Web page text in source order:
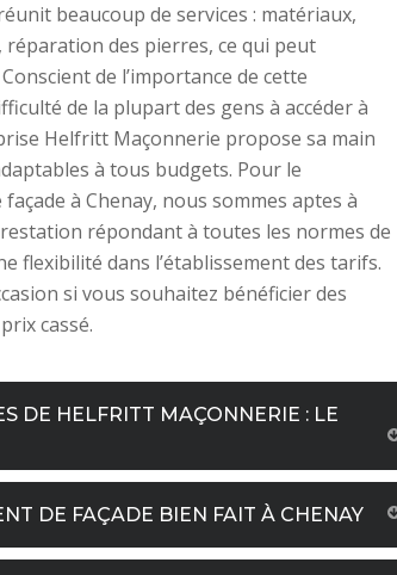
beaucoup de services : matériaux,
des pierres, ce qui peut
de l’importance de cette
de la plupart des gens à accéder à
Helfritt Maçonnerie propose sa main
à tous budgets. Pour le
à Chenay, nous sommes aptes à
répondant à toutes les normes de
flexibilité dans l’établissement des tarifs.
si vous souhaitez bénéficier des
cassé.
DE HELFRITT MAÇONNERIE : LE
DE FAÇADE BIEN FAIT À CHENAY